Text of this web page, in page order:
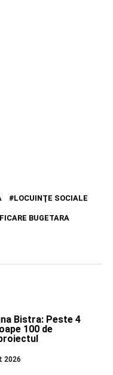
LOCUINŢE SOCIALE
BUGETARA
Bistra: Peste 4
100 de
2026